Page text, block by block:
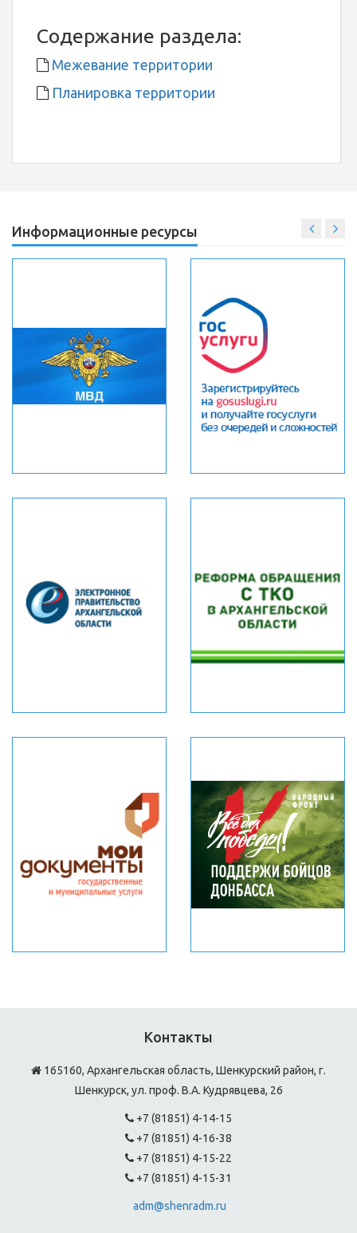
Содержание раздела:
Межевание территории
Планировка территории
Информационные ресурсы
Контакты
165160, Архангельская область, Шенкурский район, г.
Шенкурск, ул. проф. В.А. Кудрявцева, 26
+7 (81851) 4-14-15
+7 (81851) 4-16-38
+7 (81851) 4-15-22
+7 (81851) 4-15-31
adm@shenradm.ru